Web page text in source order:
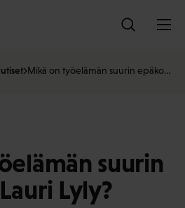
Mikä on työelämän suurin epäko…
suurin
Lyly?